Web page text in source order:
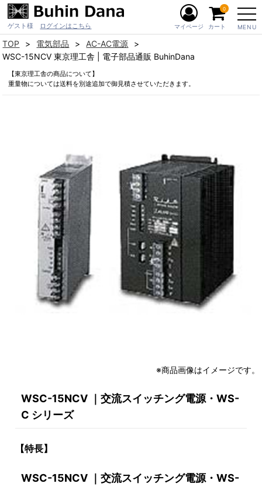
ゲスト様 ログインはこちら MENU
マイページ カート
0
TOP 電気部品
AC-AC電源
WSC-15NCV 東京理工舎 | 電子部品通販 BuhinDana
【東京理工舎の商品について】
重量物については送料を別途追加で御見積させていただきます。
※商品画像はイメージです。
WSC-15NCV ｜交流スイッチング電源・WS-
C シリーズ
【特長】
WSC-15NCV ｜交流スイッチング電源・WS-